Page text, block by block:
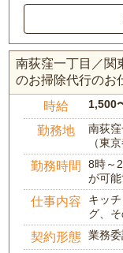
南荻窪一丁目／関
のお掃除代行のお
時給 1,500
勤務地
南荻
（東
勤務時間
8時～
が可
仕事内容
キッ
グ、
契約形態 業務委